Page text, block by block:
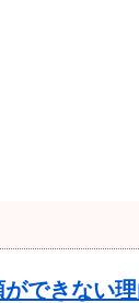
できない